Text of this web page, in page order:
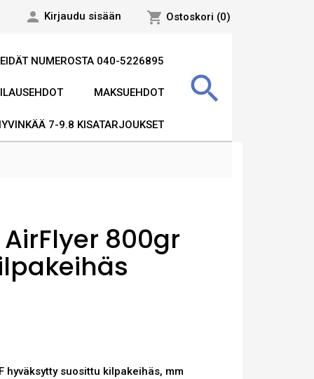
 Kirjaudu sisään shopping_cart Ostoskori (0)
NUMEROSTA 040-5226895
MAKSUEHDOT
7-9.8 KISATARJOUKSET

800gr
hyväksytty suosittu kilpakeihäs, mm